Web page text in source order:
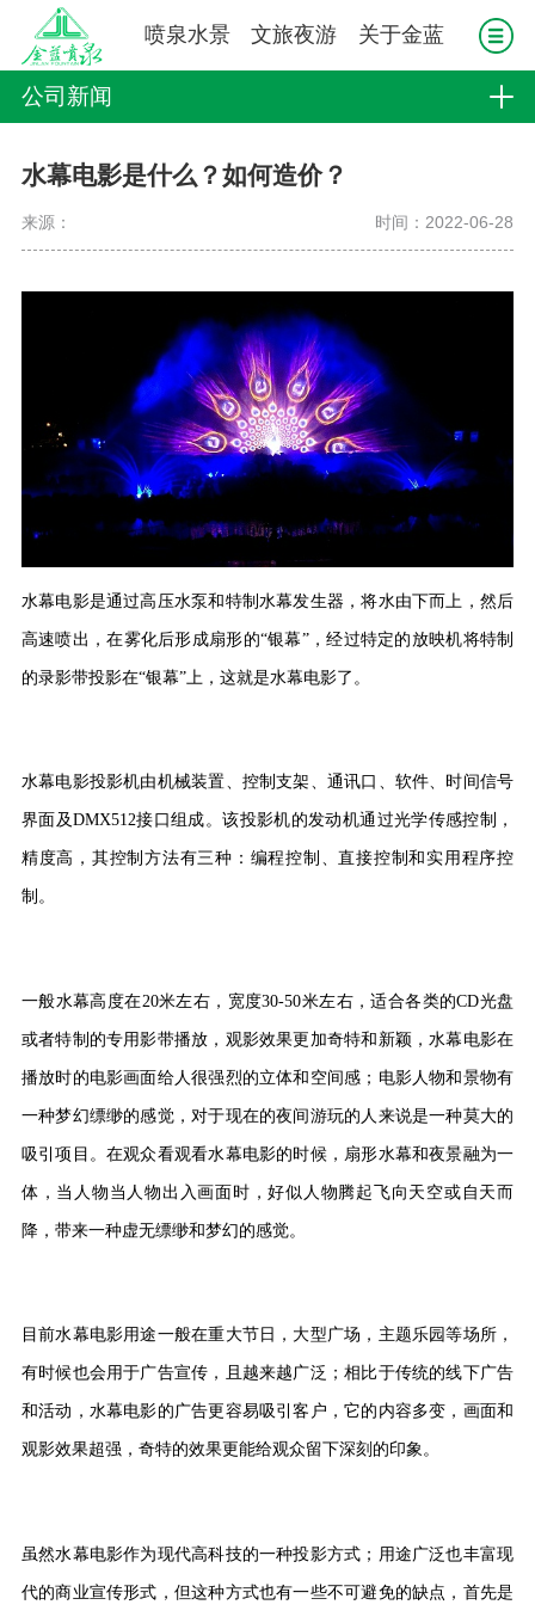
喷泉水景 文旅夜游 关于金蓝
公司新闻
水幕电影是什么？如何造价？
来源： 时间：2022-06-28
水幕电影是通过高压水泵和特制水幕发生器，将水由下而上，然后
高速喷出，在雾化后形成扇形的“银幕”，经过特定的放映机将特制
的录影带投影在“银幕”上，这就是水幕电影了 。
水幕电影投影机由机械装置、控制支架、通讯口、软件、时间信号
界面及DMX512接口组成。该投影机的发动机通过光学传感控制，
精度高，其控制方法有三种：编程控制、直接控制和实用程序控
制。
一般水幕高度在20米左右，宽度30-50米左右，适合各类的CD光盘
或者特制的专用影带播放，观影效果更加奇特和新颖，水幕电影在
播放时的电影画面给人很强烈的立体和空间感；电影人物和景物有
一种梦幻缥缈的感觉，对于现在的夜间游玩的人来说是一种莫大的
吸引项目。在观众看观看水幕电影的时候，扇形水幕和夜景融为一
体，当人物当人物出入画面时，好似人物腾起飞向天空或自天而
降，带来一种虚无缥缈和梦幻的感觉。
目前水幕电影用途一般在重大节日，大型广场，主题乐园等场所，
有时候也会用于广告宣传，且越来越广泛；相比于传统的线下广告
和活动，水幕电影的广告更容易吸引客户，它的内容多变，画面和
观影效果超强，奇特的效果更能给观众留下深刻的印象。
虽然水幕电影作为现代高科技的一种投影方式；用途广泛也丰富现
代的商业宣传形式，但这种方式也有一些不可避免的缺点，首先是